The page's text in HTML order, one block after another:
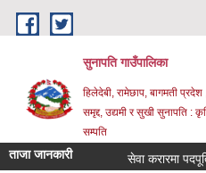
Skip to main content
सुनापति गाउँपालिका
हिलेदेबी, रामेछाप, बागमती
समृद्द, उद्यमी र सुखी सुनापति :
सम्पति
ताजा जानकारी सेवा करारमा